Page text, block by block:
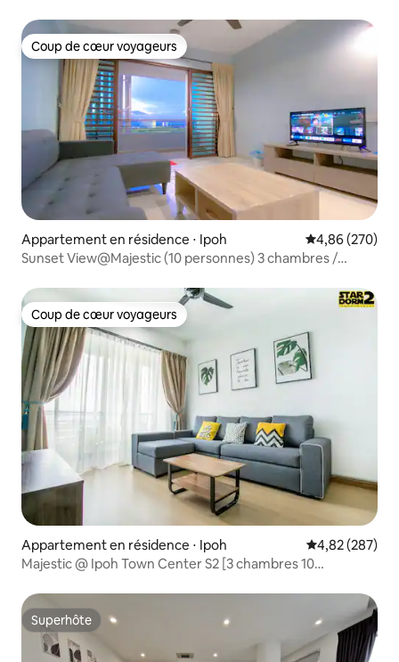
Coup de cœur voyageurs
Coup de cœur voyageurs
Appartement en résidence ⋅ Ipoh Évaluation
4,86 (270)
Sunset View@Majestic (10 personnes) 3 chambres /
Coup de cœur voyageurs
Coup de cœur voyageurs
Appartement en résidence ⋅ Ipoh Évaluation
4,82 (287)
Majestic @ Ipoh Town Center S2 [3 chambres 10
Superhôte
Superhôte